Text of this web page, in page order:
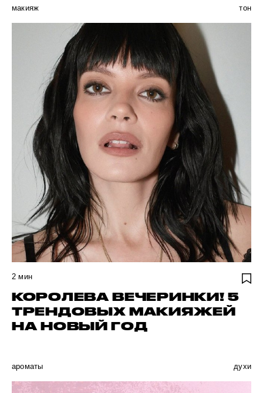
макияж тон
2 мин
КОРОЛЕВА ВЕЧЕРИНКИ! 5
ТРЕНДОВЫХ МАКИЯЖЕЙ
НА НОВЫЙ ГОД
ароматы духи